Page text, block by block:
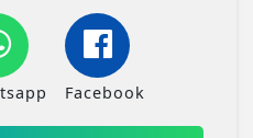
Facebook